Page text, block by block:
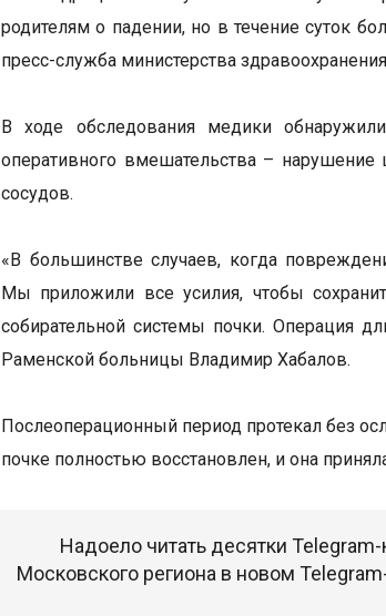
родителям о падении, но в течение суток
пресс-служба министерства
В ходе обследования медики
оперативного вмешательства –
сосудов.
«В большинстве случаев, когда
Мы приложили все усилия, чтобы
собирательной системы почки. Операция
Раменской больницы Владимир Хабалов.
Послеоперационный период протекал без
почке полностью восстановлен, и она
Надоело читать десятки
Московского региона в новом